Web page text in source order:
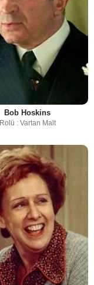
Bob Hoskins
Rolü : Vartan Malt